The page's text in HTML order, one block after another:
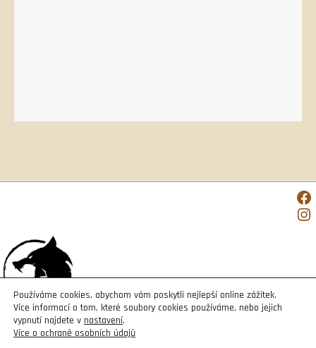
Facebook
Instagram
Používáme cookies, abychom vám poskytli nejlepší online zážitek.
Více informací o tom, které soubory cookies používáme, nebo jejich
vypnutí najdete v nastavení.
Více o ochraně osobních údajů